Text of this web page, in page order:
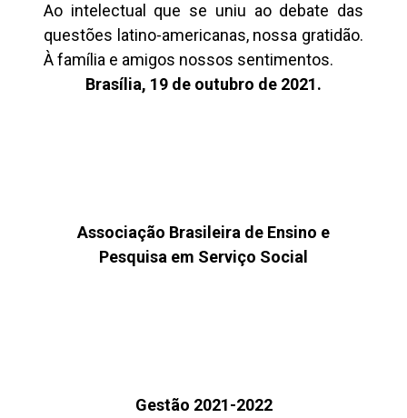
Ao intelectual que se uniu ao debate das
questões latino-americanas, nossa gratidão.
À família e amigos nossos sentimentos.
Brasília, 19 de outubro de 2021.
Associação Brasileira de Ensino e
Pesquisa em Serviço Social
Gestão 2021-2022